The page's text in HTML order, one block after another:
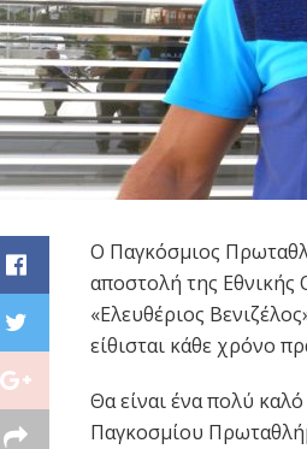
Ο Παγκόσμιος
αποστολή της
«Ελευθέριος
είθισται κάθε χρόνο
Θα είναι ένα πολύ
Παγκοσμίου